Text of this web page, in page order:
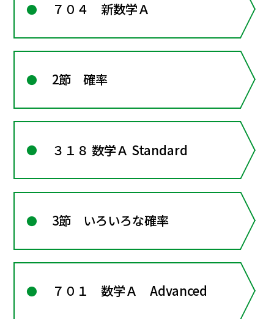
７０４ 新数学Ａ
2節 確率
３１８ 数学Ａ Standard
3節 いろいろな確率
７０１ 数学Ａ Advanced